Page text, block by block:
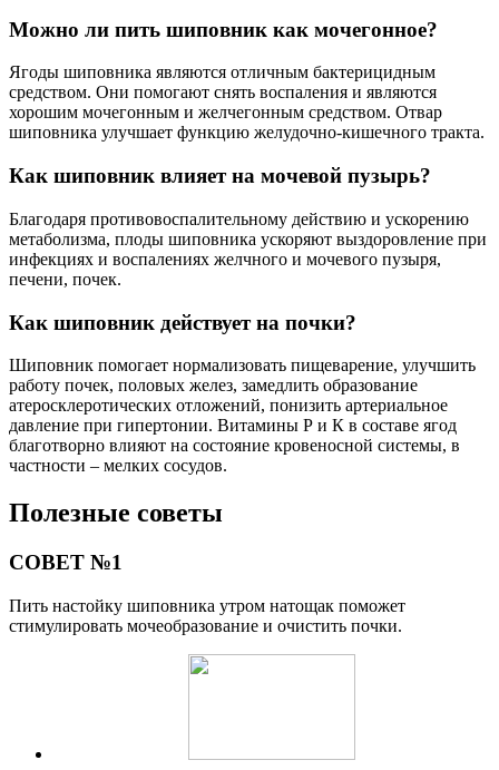
Можно ли пить шиповник как мочегонное?
Ягоды шиповника являются отличным бактерицидным
средством. Они помогают снять воспаления и являются
хорошим мочегонным и желчегонным средством. Отвар
шиповника улучшает функцию желудочно-кишечного тракта.
Как шиповник влияет на мочевой пузырь?
Благодаря противовоспалительному действию и ускорению
метаболизма, плоды шиповника ускоряют выздоровление при
инфекциях и воспалениях желчного и мочевого пузыря,
печени, почек.
Как шиповник действует на почки?
Шиповник помогает нормализовать пищеварение, улучшить
работу почек, половых желез, замедлить образование
атеросклеротических отложений, понизить артериальное
давление при гипертонии. Витамины Р и К в составе ягод
благотворно влияют на состояние кровеносной системы, в
частности – мелких сосудов.
Полезные советы
СОВЕТ №1
Пить настойку шиповника утром натощак поможет
стимулировать мочеобразование и очистить почки.